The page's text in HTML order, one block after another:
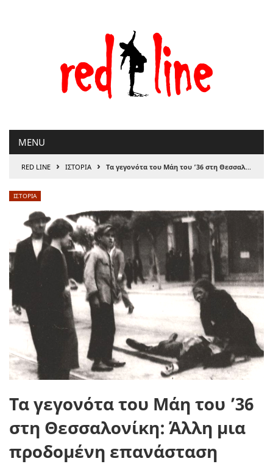
MENU
RED LINE › ΙΣΤΟΡΙΑ › Τα γεγονότα του Μάη του ’36 στη Θεσσαλονίκη: Άλλη μια προδομένη επανάσταση
ΙΣΤΟΡΙΑ
Τα γεγονότα του Μάη του ’36
στη Θεσσαλονίκη: Άλλη μια
προδομένη επανάσταση